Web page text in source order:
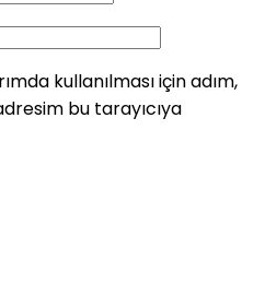
kullanılması için adım,
bu tarayıcıya